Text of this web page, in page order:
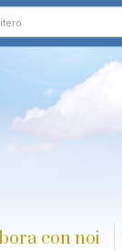
con noi